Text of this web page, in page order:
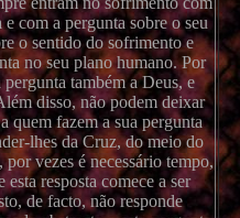
com a pergunta sobre o seu
o sentido do sofrimento e
no seu plano humano. Por
também a Deus, e
disso, não podem deixar
quem fazem a sua pergunta
lhes da Cruz, do meio do
vezes é necessário tempo,
resposta comece a ser
de facto, não responde